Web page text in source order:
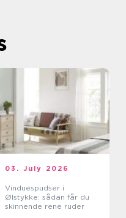
03. July 2026
Vinduespudser i
Ølstykke: sådan får du
skinnende rene ruder